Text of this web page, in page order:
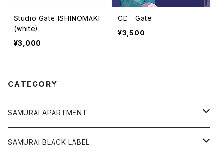
Studio Gate ISHINOMAKI
(white）
¥3,000
CD Gate
¥3,500
CATEGORY
SAMURAI APARTMENT
CD,DVD,DLカード
SAMURAI BLACK LABEL